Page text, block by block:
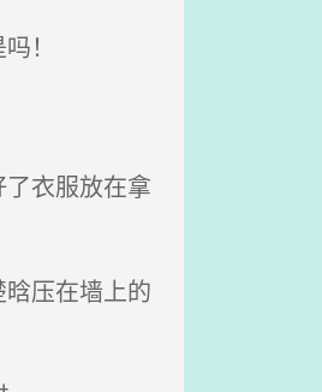
！
衣服放在拿
压在墙上的